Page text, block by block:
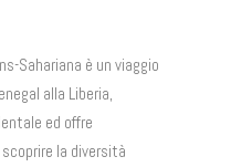
Sahariana è un viaggio
alla Liberia,
ed offre
la diversità